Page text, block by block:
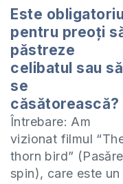
biserica din acest
oraş. După ce a
petrecut mai mult
doi ani în Efes
învăţându-i Calea
Domnului pe cei ce
au crezut în Isus
Hristos, la
plecarea…
Este obligatoriu
pentru preoți
păstreze
celibatul sau să
se
căsătorească?
Întrebare: Am
vizionat filmul
thorn bird”
spin), care este un